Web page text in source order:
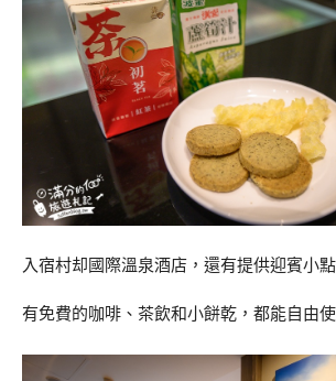
入宿村却國際溫泉酒店，還有提供迎賓小
有免費的咖啡、茶飲和小餅乾，都能自由